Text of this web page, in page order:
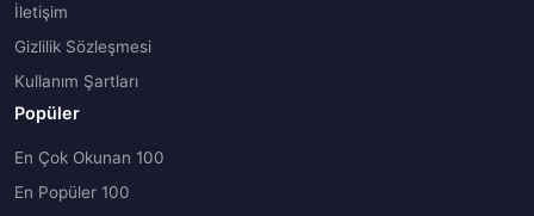
İletişim
Gizlilik Sözleşmesi
Kullanım Şartları
Popüler
En Çok Okunan 100
En Popüler 100